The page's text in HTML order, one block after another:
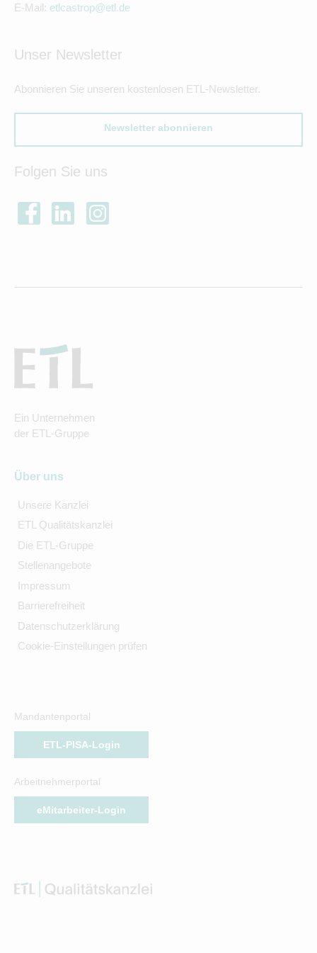
E-Mail: etlcastrop@etl.de
Unser Newsletter
Abonnieren Sie unseren kostenlosen ETL-Newsletter.
Newsletter abonnieren
Folgen Sie uns
Ein Unternehmen
der ETL-Gruppe
Über uns
Unsere Kanzlei
ETL Qualitätskanzlei
Die ETL-Gruppe
Stellenangebote
Impressum
Barrierefreiheit
Datenschutzerklärung
Cookie-Einstellungen prüfen
Mandantenportal
ETL-PISA-Login
Arbeitnehmerportal
eMitarbeiter-Login